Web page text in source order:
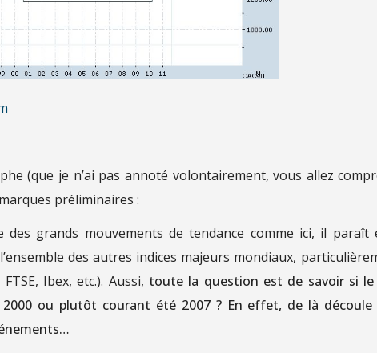
(que je n’ai pas annoté volontairement, vous allez
préliminaires :
des grands mouvements de tendance comme ici, il
des autres indices majeurs mondiaux,
Ibex, etc.). Aussi, toute la question est de savoir si
ou plutôt courant été 2007 ? En effet, de là découle